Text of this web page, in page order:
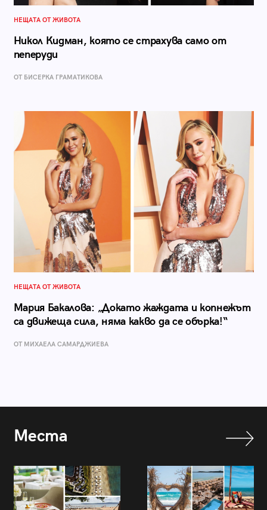
НЕЩАТА ОТ ЖИВОТА
Никол Кидман, която се страхува само от
пеперуди
ОТ БИСЕРКА ГРАМАТИКОВА
НЕЩАТА ОТ ЖИВОТА
Мария Бакалова: „Докато жаждата и копнежът
са движеща сила, няма какво да се обърка!“
ОТ МИХАЕЛА САМАРДЖИЕВА
Места